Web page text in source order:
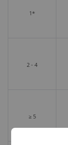
1*
2 - 4
≥ 5